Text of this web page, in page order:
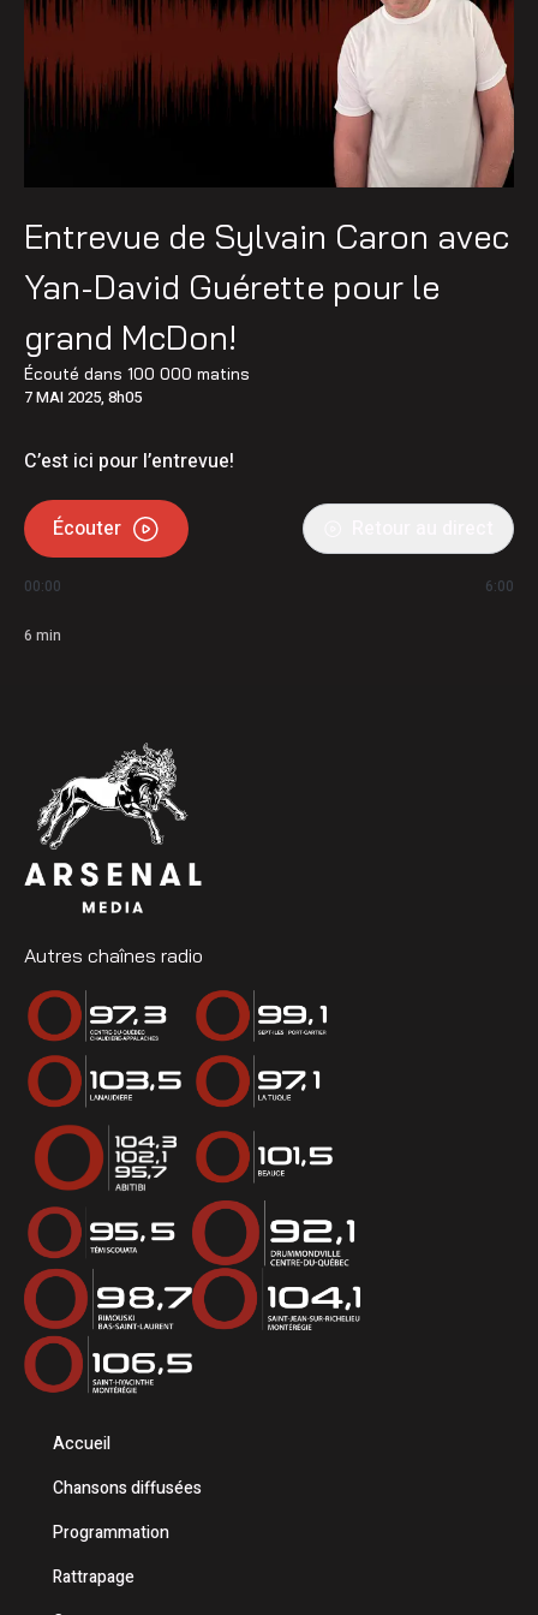
Entrevue de Sylvain Caron avec
Yan-David Guérette pour le
grand McDon!
Écouté dans 100 000 matins
7 MAI 2025, 8h05
C’est ici pour l’entrevue!
Écouter
00:00 6:00
6 min
Autres chaînes radio
Accueil
Chansons diffusées
Programmation
Rattrapage